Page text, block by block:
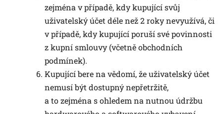
zejména v případě, kdy kupující svůj
uživatelský účet déle než 2 roky nevyužívá, či
v případě, kdy kupující poruší své povinnosti
z kupní smlouvy (včetně obchodních
podmínek).
Kupující bere na vědomí, že uživatelský účet
nemusí být dostupný nepřetržitě,
a to zejména s ohledem na nutnou údržbu